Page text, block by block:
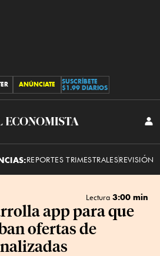
ANÚNCIATE
SUSCRÍBETE
$1.99 DIARIOS
El
REPORTES TRIMESTRALESREVISIÓN
Lectura 3:00 min
app para que
ofertas de